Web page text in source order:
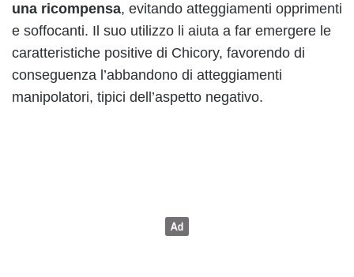
una ricompensa, evitando atteggiamenti opprimenti
e soffocanti. Il suo utilizzo li aiuta a far emergere le
caratteristiche positive di Chicory, favorendo di
conseguenza l’abbandono di atteggiamenti
manipolatori, tipici dell’aspetto negativo.